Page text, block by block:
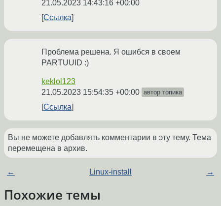
21.05.2023 14:43:16 +00:00
Ссылка
Проблема решена. Я ошибся в своем
PARTUUID :)
keklol123
21.05.2023 15:54:35 +00:00 автор топика
Ссылка
Вы не можете добавлять комментарии в эту тему. Тема
перемещена в архив.
← Linux-install →
Похожие темы